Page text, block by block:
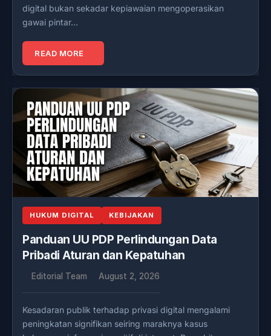
digital bukan sekadar kepiawaian mengoperasikan
gawai pintar…
READ MORE
HUKUM DIGITAL KEBIJAKAN
Panduan UU PDP Perlindungan Data
Pribadi Aturan dan Kepatuhan
Editorial Team August 2, 2026
Kesadaran publik terhadap privasi digital mengalami
peningkatan signifikan seiring maraknya kasus